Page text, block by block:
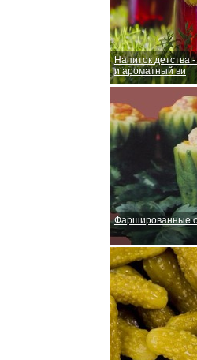
Напиток детства
и ароматный ви
Фаршированные